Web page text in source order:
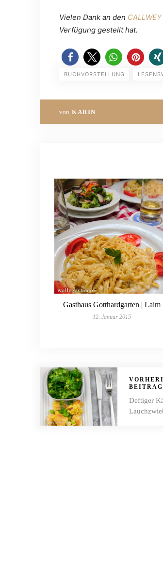
Vielen Dank an den
Verfügung gestellt hat.
BUCHVORSTELLUNG
von KARIN
Gasthaus Gotthardgarten | Laim
12. Januar 2015
BEITRAG
Deftiger